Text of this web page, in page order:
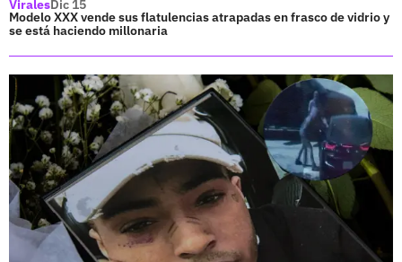
ViralesDic 15
Modelo XXX vende sus flatulencias atrapadas en frasco de vidrio y
se está haciendo millonaria